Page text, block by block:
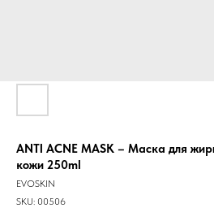
ANTI ACNE MASK – Маска для
кожи 250ml
EVOSKIN
SKU: 00506